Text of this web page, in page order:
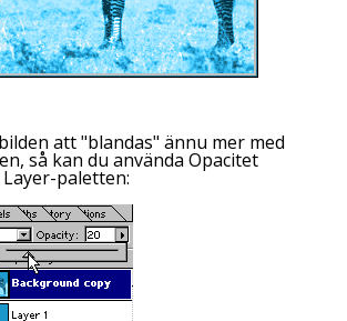
att "blandas" ännu mer med
så kan du använda Opacitet
Layer-paletten: